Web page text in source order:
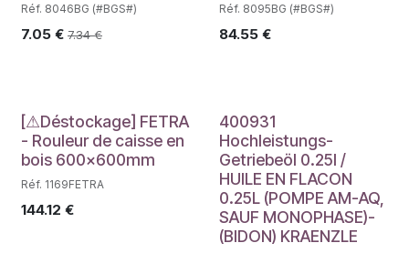
Réf. 8046BG (#BGS#)
7.05 € 7.34€
Réf. 8095BG (#BGS#)
84.55€
Déstockage
[⚠Déstockage] FETRA
- Rouleur de caisse en
bois 600x600mm
Réf. 1169FETRA
144.12 €
400931
Hochleistungs-
Getriebeöl 0.25l /
HUILE EN FLACON
0.25L (POMPE AM-AQ,
SAUF MONOPHASE)-
(BIDON) KRAENZLE